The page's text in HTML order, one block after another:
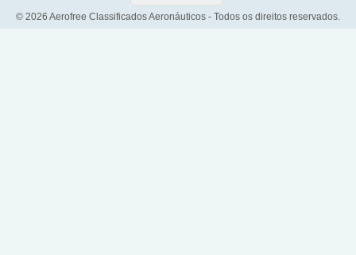
© 2026 Aerofree Classificados Aeronáuticos - Todos os direitos reservados.